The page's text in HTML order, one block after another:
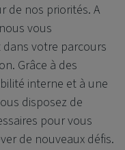
de nos priorités. A
vous
votre parcours
Grâce à des
interne et à une
disposez de
pour vous
de nouveaux défis.